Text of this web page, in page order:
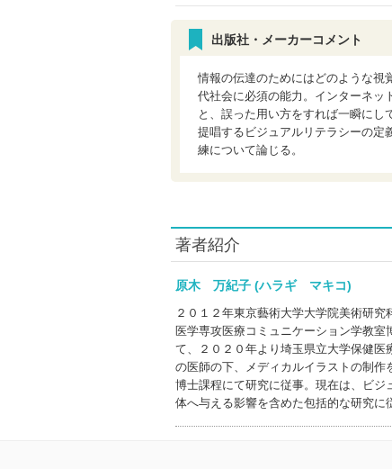
出版社・メーカーコメント
情報の伝達のためにはどのような視
代社会に必須の能力。インターネッ
と、誤った用い方をすれば一瞬に
提唱するビジュアルリテラシーの定
練について論じる。
著者紹介
原木 万紀子 (ハラギ マキコ)
２０１２年東京藝術大学大学院美術研
医学専攻医療コミュニケーション学教
て、２０２０年より埼玉県立大学保健
の医師の下、メディカルイラストの制作
博士課程にて研究に従事。現在は、ビ
体へ与える影響を含めた包括的な研究に